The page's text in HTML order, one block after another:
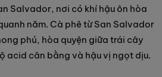
Salvador, nơi có khí hậu ôn hòa
năm. Cà phê từ San Salvador
phú, hòa quyện giữa trái cây
acid cân bằng và hậu vị ngọt dịu.